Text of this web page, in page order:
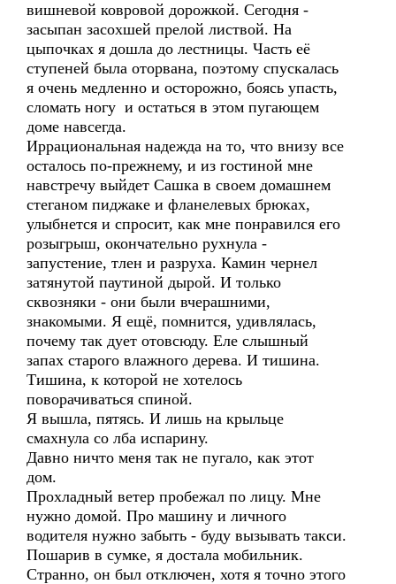
вишневой ковровой дорожкой. Сегодня -
засыпан засохшей прелой листвой. На
цыпочках я дошла до лестницы. Часть её
ступеней была оторвана, поэтому спускалась
я очень медленно и осторожно, боясь упасть,
сломать ногу и остаться в этом пугающем
доме навсегда.
Иррациональная надежда на то, что внизу все
осталось по-прежнему, и из гостиной мне
навстречу выйдет Сашка в своем домашнем
стеганом пиджаке и фланелевых брюках,
улыбнется и спросит, как мне понравился его
розыгрыш, окончательно рухнула -
запустение, тлен и разруха. Камин чернел
затянутой паутиной дырой. И только
сквозняки - они были вчерашними,
знакомыми. Я ещё, помнится, удивлялась,
почему так дует отовсюду. Еле слышный
запах старого влажного дерева. И тишина.
Тишина, к которой не хотелось
поворачиваться спиной.
Я вышла, пятясь. И лишь на крыльце
смахнула со лба испарину.
Давно ничто меня так не пугало, как этот
дом.
Прохладный ветер пробежал по лицу. Мне
нужно домой. Про машину и личного
водителя нужно забыть - буду вызывать такси.
Пошарив в сумке, я достала мобильник.
Странно, он был отключен, хотя я точно этого